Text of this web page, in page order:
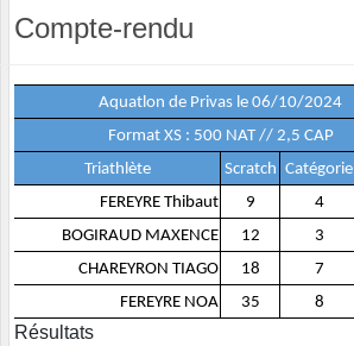
Compte-rendu
Aquatlon de Privas le 06/10/2024
Format XS : 500 NAT // 2,5 CAP
Triathlète
Scratch Catégorie
FEREYRE Thibaut
9 4
BOGIRAUD MAXENCE
12 3
CHAREYRON TIAGO
18 7
FEREYRE NOA
35 8
Résultats